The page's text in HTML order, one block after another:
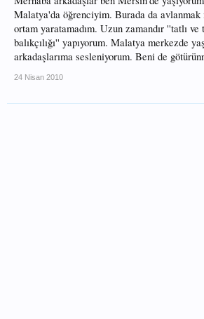
Malatya'da öğrenciyim. Burada da
ortam yaratamadım. Uzun zamandır ''tatlı
balıkçılığı'' yapıyorum. Malatya merkezde
arkadaşlarıma sesleniyorum. Beni de
24 Nisan 2010